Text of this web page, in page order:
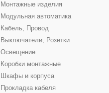
Монтажные изделия
Модульная автоматика
Кабель, Провод
Выключатели, Розетки
Освещение
Коробки монтажные
Шкафы и корпуса
Прокладка кабеля